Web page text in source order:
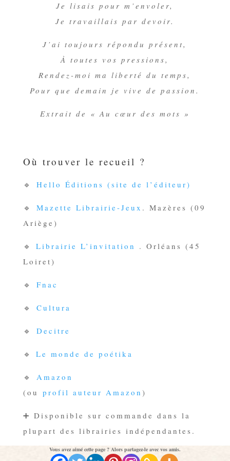
Je lisais pour m’envoler,
Je travaillais par devoir.
J’ai toujours répondu présent,
À toutes vos pressions,
Rendez-moi ma liberté du temps,
Pour que demain je vive de passion.
Extrait de « Au cœur des mots »
Où trouver le recueil ?
🔹 Hello Éditions (site de l’éditeur)
🔹 Mazette Librairie-Jeux . Mazères (09
Ariège)
🔹 Librairie L’invitation . Orléans (45
Loiret)
🔹 Fnac
🔹 Cultura
🔹 Decitre
🔹 Le monde de poétika
🔹
Amazon
(ou profil auteur Amazon )
➕ Disponible sur commande dans la
plupart des librairies indépendantes.
Vous avez aimé cette page ? Alors partagez-le avec vos amis.